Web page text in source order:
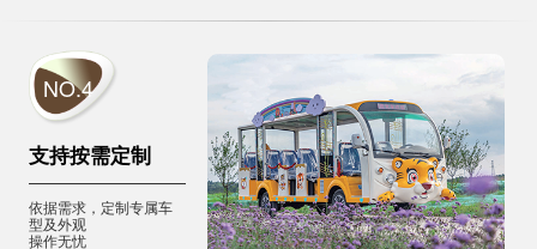
NO.4
支持按需定制
依据需求，定制专属车
型及外观
操作无忧